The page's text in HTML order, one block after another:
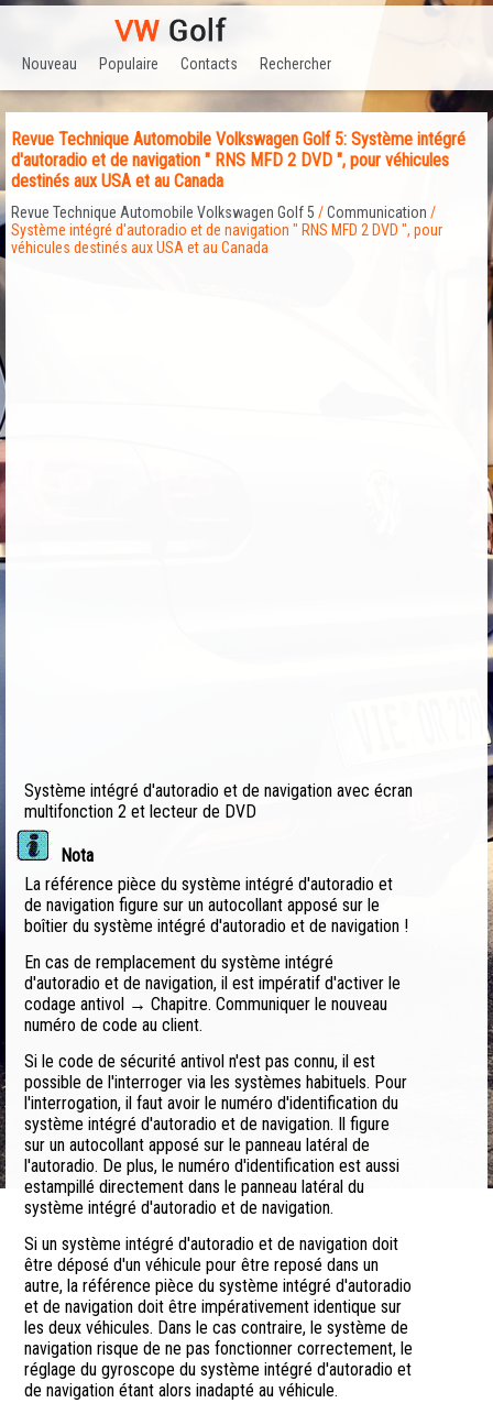
Nouveau Populaire Contacts Rechercher
Revue Technique Automobile Volkswagen Golf 5: Système intégré
d'autoradio et de navigation " RNS MFD 2 DVD ", pour véhicules
destinés aux USA et au Canada
Revue Technique Automobile Volkswagen Golf 5 /Communication /
Système intégré d'autoradio et de navigation " RNS MFD 2 DVD ", pour
véhicules destinés aux USA et au Canada
Système intégré d'autoradio et de navigation avec écran
multifonction 2 et lecteur de DVD
Nota
La référence pièce du système intégré d'autoradio et
de navigation figure sur un autocollant apposé sur le
boîtier du système intégré d'autoradio et de navigation !
En cas de remplacement du système intégré
d'autoradio et de navigation, il est impératif d'activer le
codage antivol → Chapitre. Communiquer le nouveau
numéro de code au client.
Si le code de sécurité antivol n'est pas connu, il est
possible de l'interroger via les systèmes habituels. Pour
l'interrogation, il faut avoir le numéro d'identification du
système intégré d'autoradio et de navigation. Il figure
sur un autocollant apposé sur le panneau latéral de
l'autoradio. De plus, le numéro d'identification est aussi
estampillé directement dans le panneau latéral du
système intégré d'autoradio et de navigation.
Si un système intégré d'autoradio et de navigation doit
être déposé d'un véhicule pour être reposé dans un
autre, la référence pièce du système intégré d'autoradio
et de navigation doit être impérativement identique sur
les deux véhicules. Dans le cas contraire, le système de
navigation risque de ne pas fonctionner correctement, le
réglage du gyroscope du système intégré d'autoradio et
de navigation étant alors inadapté au véhicule.